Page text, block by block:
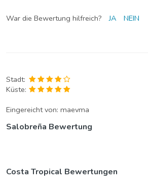
War die Bewertung hilfreich? JA NEIN
Stadt:
Küste:
Eingereicht von: maevma
Salobreña Bewertung
Costa Tropical Bewertungen